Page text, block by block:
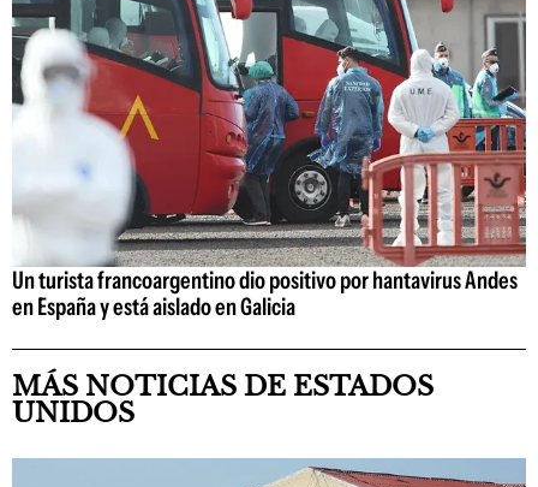
Un turista francoargentino dio positivo por hantavirus Andes
en España y está aislado en Galicia
MÁS NOTICIAS DE ESTADOS
UNIDOS